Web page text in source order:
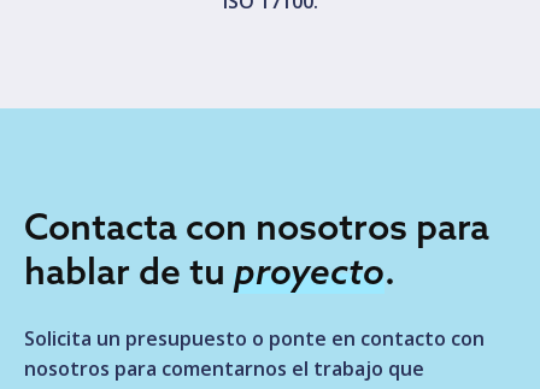
Contacta con nosotros para
hablar de tu proyecto.
Solicita un presupuesto o ponte en contacto con
nosotros para comentarnos el trabajo que